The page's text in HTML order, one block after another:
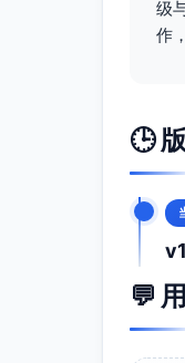
级
作
🕒
v1
💬